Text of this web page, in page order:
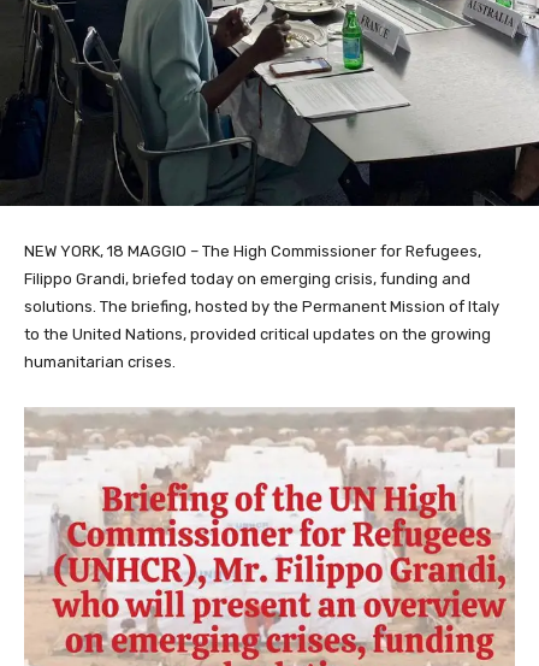
NEW YORK, 18 MAGGIO – The High Commissioner for Refugees,
Filippo Grandi, briefed today on emerging crisis, funding and
solutions. The briefing, hosted by the Permanent Mission of Italy
to the United Nations, provided critical updates on the growing
humanitarian crises.